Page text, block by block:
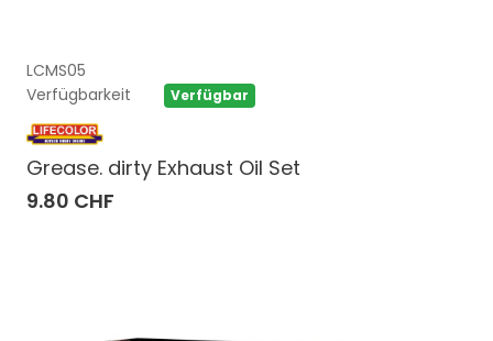
LCMS05
Verfügbarkeit
Verfügbar
Grease. dirty Exhaust Oil Set
9.80 CHF